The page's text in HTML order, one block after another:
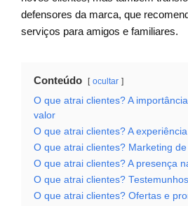
defensores da marca, que
serviços para amigos e familiares.
Conteúdo ocultar
O que atrai clientes? A
valor
O que atrai clientes? A
O que atrai clientes? Marketing
O que atrai clientes? A presença
O que atrai clientes?
O que atrai clientes? Ofertas e